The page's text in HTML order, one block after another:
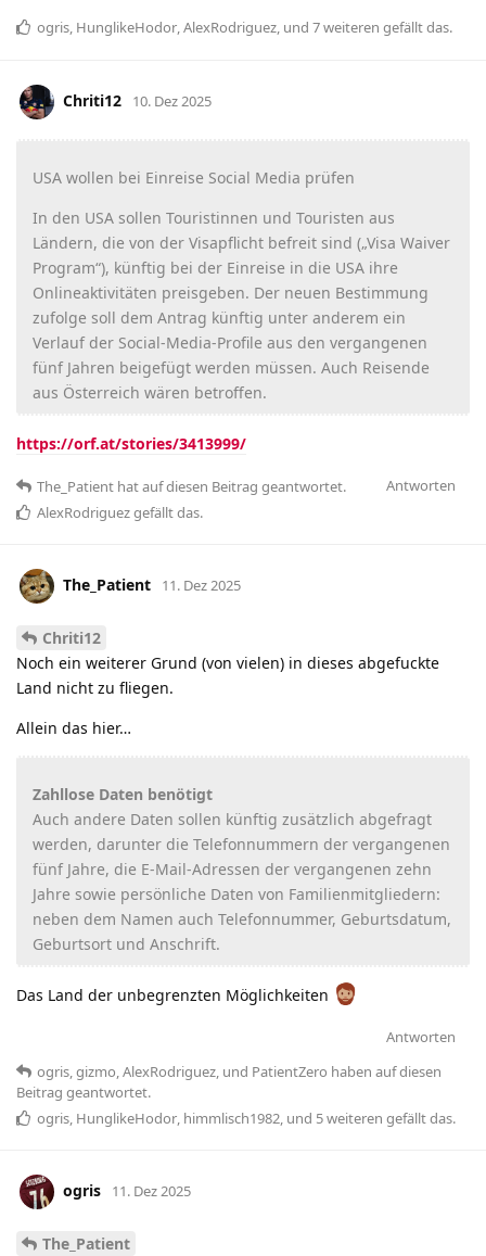
ogris, HunglikeHodor,AlexRodriguez, und 7weiteren gefällt das.
Chriti12 10. Dez 2025
USA wollen bei Einreise Social Media prüfen
In den USA sollen Touristinnen und Touristen aus
Ländern, die von der Visapflicht befreit sind („Visa Waiver
Program“), künftig bei der Einreise in die USA ihre
Onlineaktivitäten preisgeben. Der neuen Bestimmung
zufolge soll dem Antrag künftig unter anderem ein
Verlauf der Social-Media-Profile aus den vergangenen
fünf Jahren beigefügt werden müssen. Auch Reisende
aus Österreich wären betroffen.
https://orf.at/stories/3413999/
Antworten
The_Patient hatauf diesen Beitrag geantwortet.
AlexRodriguezgefällt das.
The_Patient 11. Dez 2025
Chriti12
Noch ein weiterer Grund (von vielen) in dieses abgefuckte
Land nicht zu fliegen.
Allein das hier…
Zahllose Daten benötigt
Auch andere Daten sollen künftig zusätzlich abgefragt
werden, darunter die Telefonnummern der vergangenen
fünf Jahre, die E-Mail-Adressen der vergangenen zehn
Jahre sowie persönliche Daten von Familienmitgliedern:
neben dem Namen auch Telefonnummer, Geburtsdatum,
Geburtsort und Anschrift.
Das Land der unbegrenzten Möglichkeiten
Antworten
ogris,gizmo,AlexRodriguez, und PatientZero haben auf diesen
Beitrag geantwortet.
ogris, HunglikeHodor, himmlisch1982, und 5weiteren gefällt das.
ogris 11. Dez 2025
The_Patient